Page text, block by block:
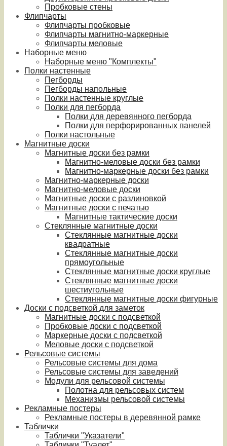
Пробковые стены
Флипчарты
Флипчарты пробковые
Флипчарты магнитно-маркерные
Флипчарты меловые
Наборные меню
Наборные меню "Комплекты"
Полки настенные
Пегборды
Пегборды напольные
Полки настенные круглые
Полки для пегборда
Полки для деревянного пегборда
Полки для перфорированных панелей
Полки настольные
Магнитные доски
Магнитные доски без рамки
Магнитно-меловые доски без рамки
Магнитно-маркерные доски без рамки
Магнитно-маркерные доски
Магнитно-меловые доски
Магнитные доски с разлиновкой
Магнитные доски с печатью
Магнитные тактические доски
Стеклянные магнитные доски
Стеклянные магнитные доски
квадратные
Стеклянные магнитные доски
прямоугольные
Стеклянные магнитные доски круглые
Стеклянные магнитные доски
шестиугольные
Стеклянные магнитные доски фигурные
Доски с подсветкой для заметок
Магнитные доски с подсветкой
Пробковые доски с подсветкой
Маркерные доски с подсветкой
Меловые доски с подсветкой
Рельсовые системы
Рельсовые системы для дома
Рельсовые системы для заведений
Модули для рельсовой системы
Полотна для рельсовых систем
Механизмы рельсовой системы
Рекламные постеры
Рекламные постеры в деревянной рамке
Таблички
Таблички "Указатели"